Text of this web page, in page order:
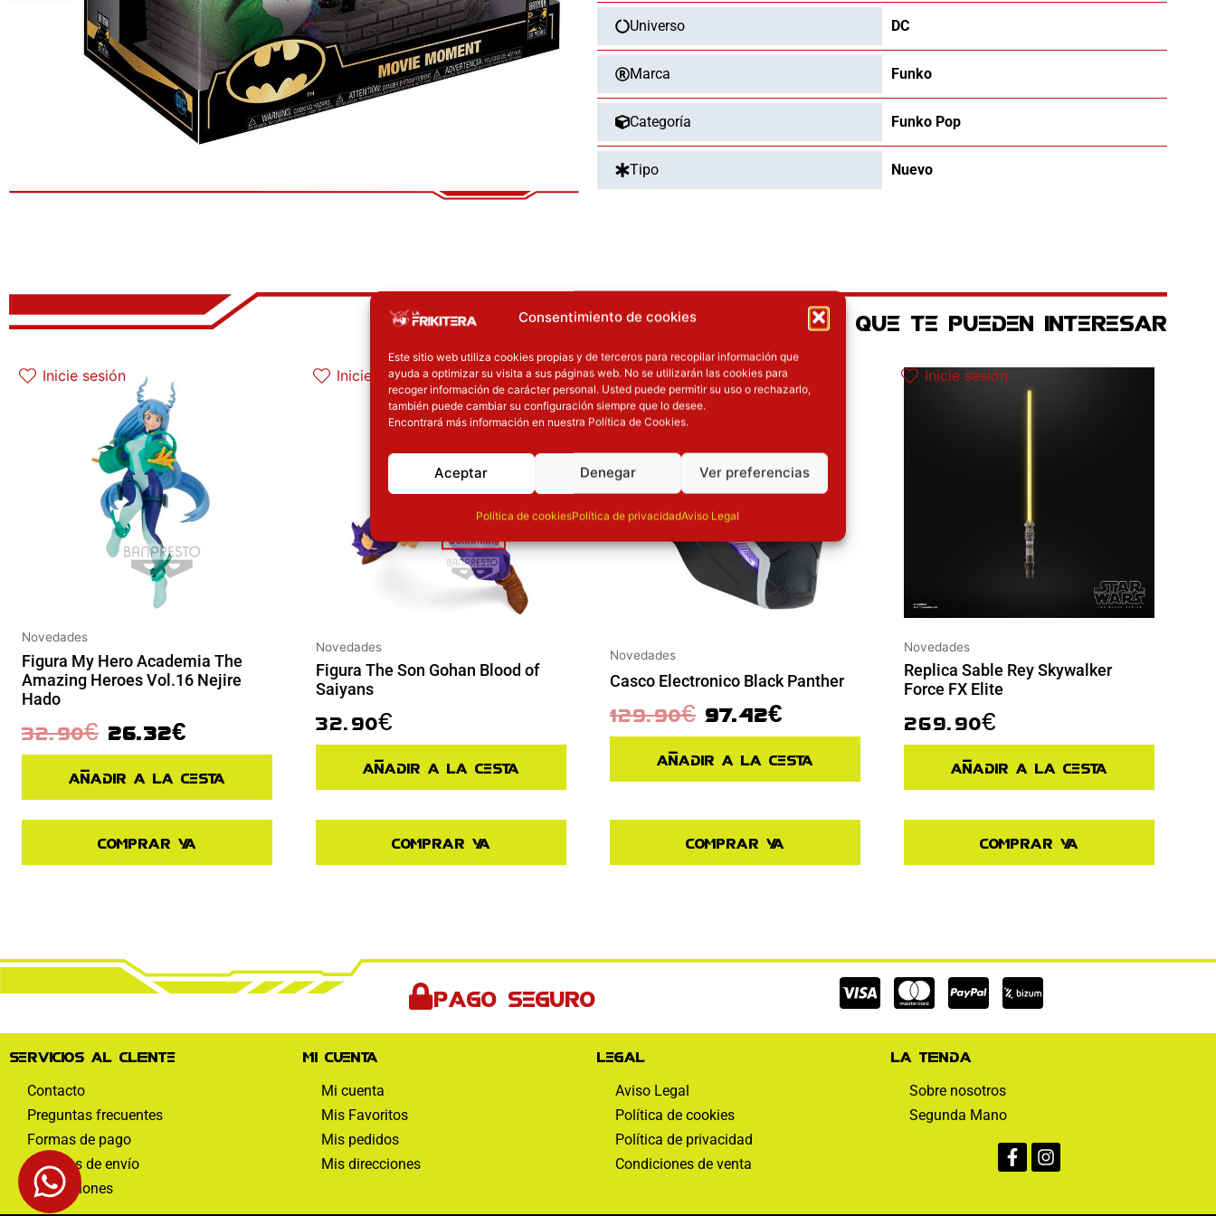
Consentimiento de cookies
Este sitio web utiliza cookies propias y de terceros para recopilar información que
ayuda a optimizar su visita a sus páginas web. No se utilizarán las cookies para
recoger información de carácter personal. Usted puede permitir su uso o rechazarlo,
también puede cambiar su configuración siempre que lo desee.
Encontrará más información en nuestra Política de Cookies.
Aceptar Denegar Ver preferencias
Política de cookiesPolítica de privacidadAviso Legal
80th
Batman
and
Joker
1989
cantidad
Universo DC
Marca Funko
Categoría Funko Pop
Tipo Nuevo
OTROS PRODUCTOS QUE TE PUEDEN INTERESAR
Inicie sesión
Novedades
Figura My Hero Academia The
Amazing Heroes Vol.16 Nejire
Hado
32.90€ 26.32€
Añadir a la cesta
Comprar ya
Inicie sesión
Novedades
Figura The Son Gohan Blood of
Saiyans
32.90€
Añadir a la cesta
Comprar ya
Inicie sesión
Novedades
Casco Electronico Black Panther
129.90€
El precio original era: 129.90€.
97.42€
El precio actual es: 97.42€.
Añadir a la cesta
Comprar ya
Inicie sesión
Novedades
Replica Sable Rey Skywalker
Force FX Elite
269.90€
Añadir a la cesta
Comprar ya
Pago seguro
Cc-
visa
Cc-
mastercard
Cc-
paypal
Servicios al cliente
Contacto
Preguntas frecuentes
Formas de pago
Políticas de envío
Devoluciones
Mi cuenta
Mi cuenta
Mis Favoritos
Mis pedidos
Mis direcciones
Legal
Aviso Legal
Política de cookies
Política de privacidad
Condiciones de venta
La tienda
Sobre nosotros
Segunda Mano
f